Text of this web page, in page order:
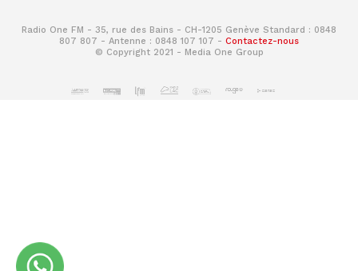
Radio One FM - 35, rue des Bains - CH-1205 Genève Standard : 0848
807 807 - Antenne : 0848 107 107 - Contactez-nous
© Copyright 2021 - Media One Group